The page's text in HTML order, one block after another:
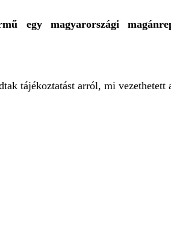
egy magyarországi
tájékoztatást arról, mi vezethetett